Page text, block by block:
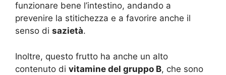
funzionare bene l’intestino, andando a
prevenire la stitichezza e a favorire anche il
senso di sazietà.
Inoltre, questo frutto ha anche un alto
contenuto di vitamine del gruppo B, che sono